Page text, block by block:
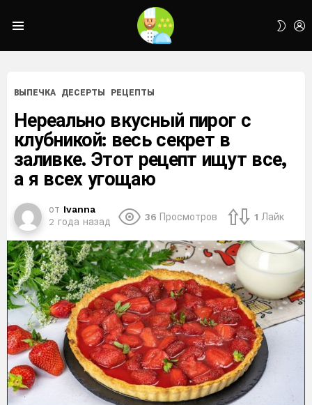
ВЫПЕЧКА ДЕСЕРТЫ РЕЦЕПТЫ
Нереально вкусный пирог с
клубникой: весь секрет в
заливке. Этот рецепт ищут все,
а я всех угощаю
от Ivanna
2 года назад
36 Просмотров 1 Лайк